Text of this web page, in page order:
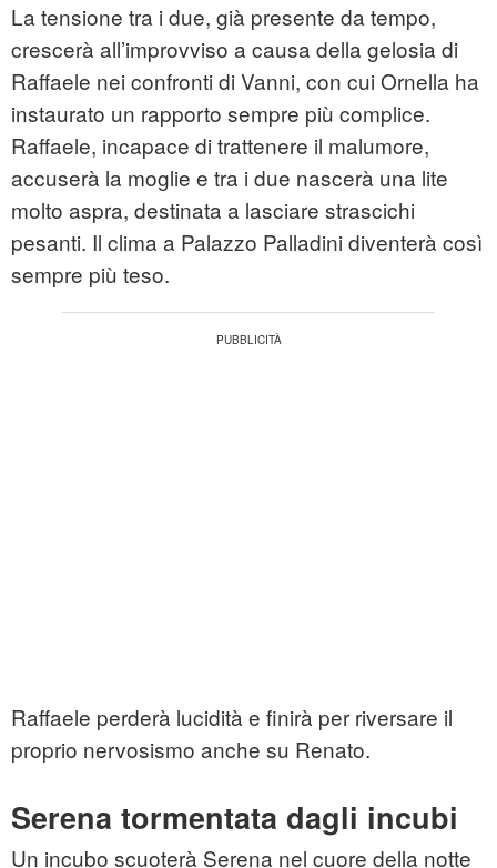
La tensione tra i due, già presente da tempo,
crescerà all’improvviso a causa della gelosia di
Raffaele nei confronti di Vanni, con cui Ornella ha
instaurato un rapporto sempre più complice.
Raffaele, incapace di trattenere il malumore,
accuserà la moglie e tra i due nascerà una lite
molto aspra, destinata a lasciare strascichi
pesanti. Il clima a Palazzo Palladini diventerà così
sempre più teso.
Raffaele perderà lucidità e finirà per riversare il
proprio nervosismo anche su Renato.
Serena tormentata dagli incubi
Un incubo scuoterà Serena nel cuore della notte